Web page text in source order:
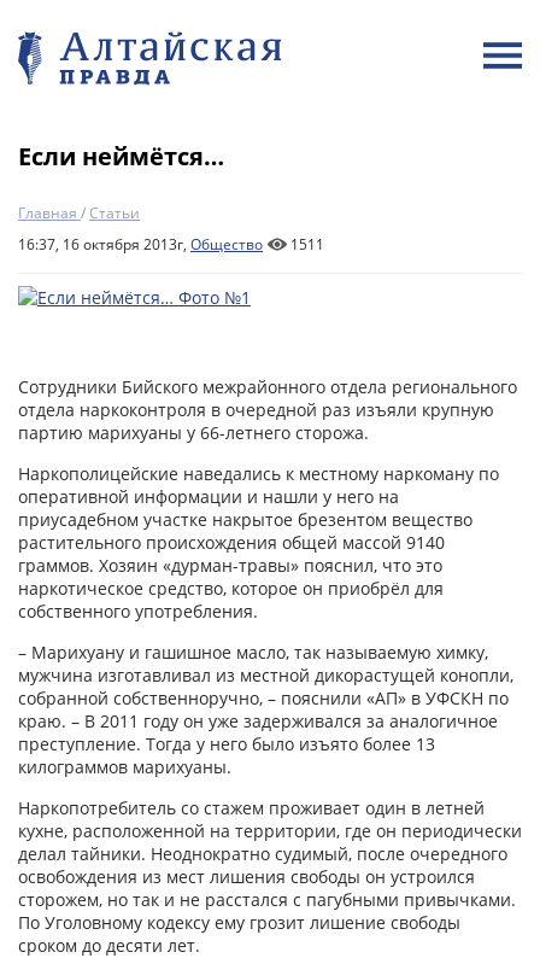
Если неймётся…
Главная /Статьи
16:37, 16 октября 2013г, Общество 1511
Сотрудники Бийского межрайонного отдела регионального
отдела наркоконтроля в очередной раз изъяли крупную
партию марихуаны у 66-летнего сторожа.
Наркополицейские наведались к местному наркоману по
оперативной информации и нашли у него на
приусадебном участке накрытое брезентом вещество
растительного происхождения общей массой 9140
граммов. Хозяин «дурман-травы» пояснил, что это
наркотическое средство, которое он приобрёл для
собственного употребления.
– Марихуану и гашишное масло, так называемую химку,
мужчина изготавливал из местной дикорастущей конопли,
собранной собственноручно, – пояснили «АП» в УФСКН по
краю. – В 2011 году он уже задерживался за аналогичное
преступление. Тогда у него было изъято более 13
килограммов марихуаны.
Наркопотребитель со стажем проживает один в летней
кухне, расположенной на территории, где он периодически
делал тайники. Неоднократно судимый, после очередного
освобождения из мест лишения свободы он устроился
сторожем, но так и не расстался с пагубными привычками.
По Уголовному кодексу ему грозит лишение свободы
сроком до десяти лет.